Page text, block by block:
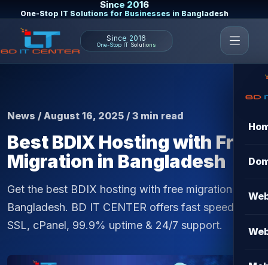
Since 2016
One-Stop IT Solutions for Businesses in Bangladesh
Since 2016
One-Stop IT Solutions
News / August 16, 2025 / 3 min read
Best BDIX Hosting with Free
Migration in Bangladesh
Get the best BDIX hosting with free migration in
Bangladesh. BD IT CENTER offers fast speed, free
SSL, cPanel, 99.9% uptime & 24/7 support.